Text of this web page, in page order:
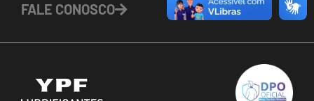
FALE CONOSCO